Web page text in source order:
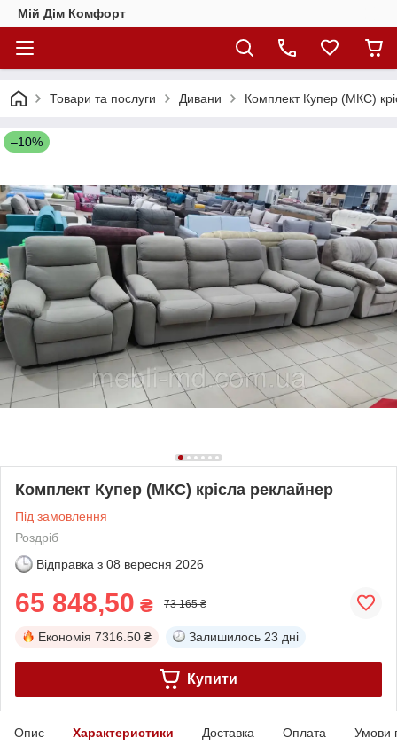
Мій Дім Комфорт
Товари та послуги Дивани Комплект Купер (МКС)
–10%
Комплект Купер (МКС) крісла реклайнер
Під замовлення
Роздріб
Відправка з 08 вересня 2026
65 848,50 ₴ 73 165 ₴
Економія 7316.50 ₴ Залишилось 23 дні
Купити
Опис Характеристики Доставка Оплата Умови